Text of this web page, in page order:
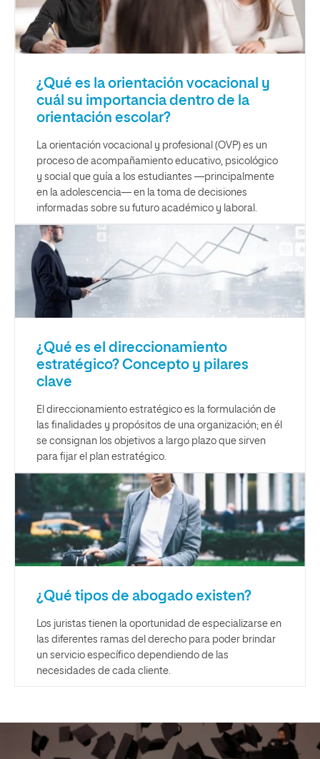
¿Qué es la orientación vocacional y
cuál su importancia dentro de la
orientación escolar?
La orientación vocacional y profesional (OVP) es un
proceso de acompañamiento educativo, psicológico
y social que guía a los estudiantes —principalmente
en la adolescencia— en la toma de decisiones
informadas sobre su futuro académico y laboral.
¿Qué es el direccionamiento
estratégico? Concepto y pilares
clave
El direccionamiento estratégico es la formulación de
las finalidades y propósitos de una organización; en él
se consignan los objetivos a largo plazo que sirven
para fijar el plan estratégico.
¿Qué tipos de abogado existen?
Los juristas tienen la oportunidad de especializarse en
las diferentes ramas del derecho para poder brindar
un servicio específico dependiendo de las
necesidades de cada cliente.